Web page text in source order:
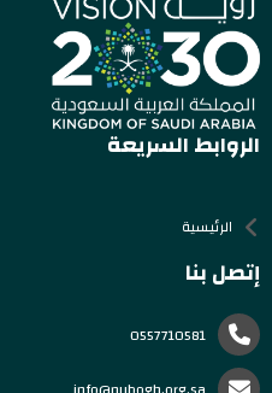
الروابط السريعة
الرئيسية
إتصل بنا
0557710581